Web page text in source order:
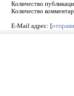
Количество
Количество
E-Mail адрес: [